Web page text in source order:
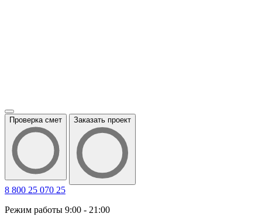
Проверка смет Заказать проект
8 800 25 070 25
Режим работы 9:00 - 21:00